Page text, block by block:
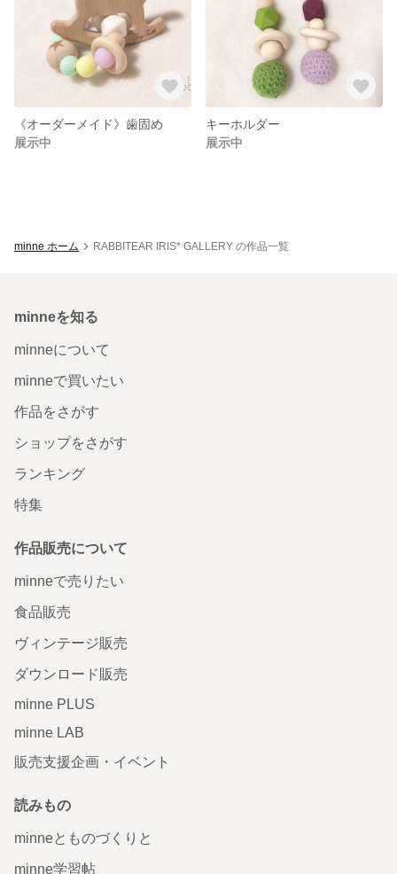
《オーダーメイド》歯固め
展示中
キーホルダー
展示中
minne ホーム RABBITEAR IRIS* GALLERY の作品一覧
minneを知る
minneについて
minneで買いたい
作品をさがす
ショップをさがす
ランキング
特集
作品販売について
minneで売りたい
食品販売
ヴィンテージ販売
ダウンロード販売
minne PLUS
minne LAB
販売支援企画・イベント
読みもの
minneとものづくりと
minne学習帖